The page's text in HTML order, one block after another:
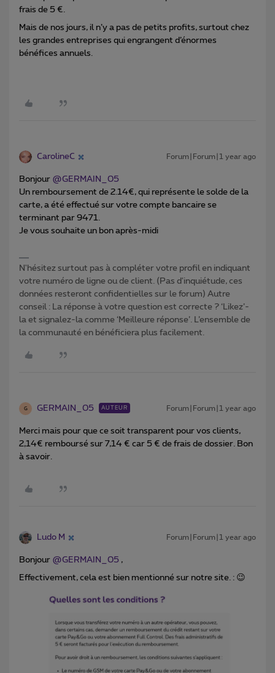
frais de 5 €.
Mais de nos jours, il n’y a pas de petits profits, surtout chez
les grandes entreprises qui engrangent d’énormes
bénéfices annuels.
CarolineC Forum|Forum|1 year ago
Bonjour ​ @GERMAIN_05
Un remboursement de 2.14€, qui représente le solde de la
carte, a été effectué sur votre compte bancaire se
terminant par 9471.
Je vous souhaite un bon après-midi
N'hésitez surtout pas à compléter votre profil en indiquant
votre numéro de ligne ou de client. (Pas d'inquiétude, ces
données resteront confidentielles sur le forum) Autre
conseil : La réponse à votre question est correcte ? ‘Likez’-
la et signalez-la comme ‘Meilleure réponse’. L’ensemble de
la communauté en bénéficiera plus facilement.
G GERMAIN_05 AUTEUR Forum|Forum|1 year ago
Merci mais pour que ce soit transparent pour vos clients,
2,14€ remboursé sur 7,14 € car 5 € de frais de dossier. Bon
à savoir.
Ludo M Forum|Forum|1 year ago
Bonjour ​ @GERMAIN_05 ,
Effectivement, cela est bien mentionné sur notre site. : 😉